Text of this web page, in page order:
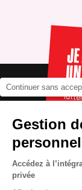
Continuer sans
Gestion
Accédez à
privée